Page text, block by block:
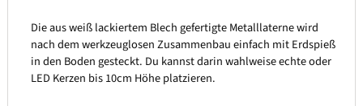
Die aus weiß lackiertem Blech gefertigte Metalllaterne wird
nach dem werkzeuglosen Zusammenbau einfach mit Erdspieß
in den Boden gesteckt. Du kannst darin wahlweise echte oder
LED Kerzen bis 10cm Höhe platzieren.